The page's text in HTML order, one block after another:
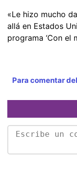
«Le hizo mucho
allá en Estados
programa ‘Con el
Para comentar